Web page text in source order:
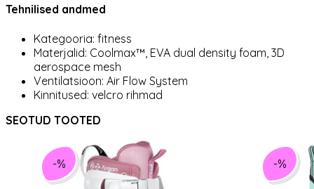
Tehnilised andmed
Kategooria: fitness
Materjalid: Coolmax™, EVA dual density foam, 3D
aerospace mesh
Ventilatsioon: Air Flow System
Kinnitused: velcro rihmad
SEOTUD TOOTED
-% -%